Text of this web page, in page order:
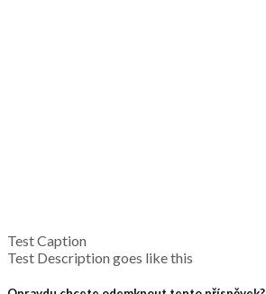
Test Caption
Test Description goes like this